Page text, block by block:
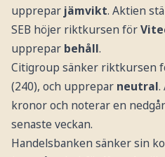
upprepar jämvikt. Aktien
SEB höjer riktkursen för
uppreparbehåll.
Citigroup sänker riktkursen
(240), och upprepar neutral.
kronor och noterar en
senaste veckan.
Handelsbanken sänker sin